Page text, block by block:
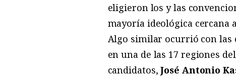
eligieron los y las
mayoría ideológica cercana
Algo similar ocurrió con las
en una de las 17 regiones
candidatos,José Antonio